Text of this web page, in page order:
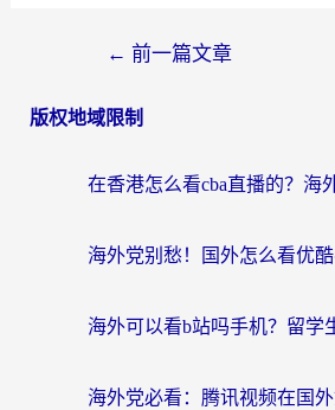
← 前一篇文章
版权地域限制